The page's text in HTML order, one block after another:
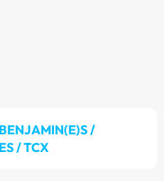
BENJAMIN(E)S /
/ TCX